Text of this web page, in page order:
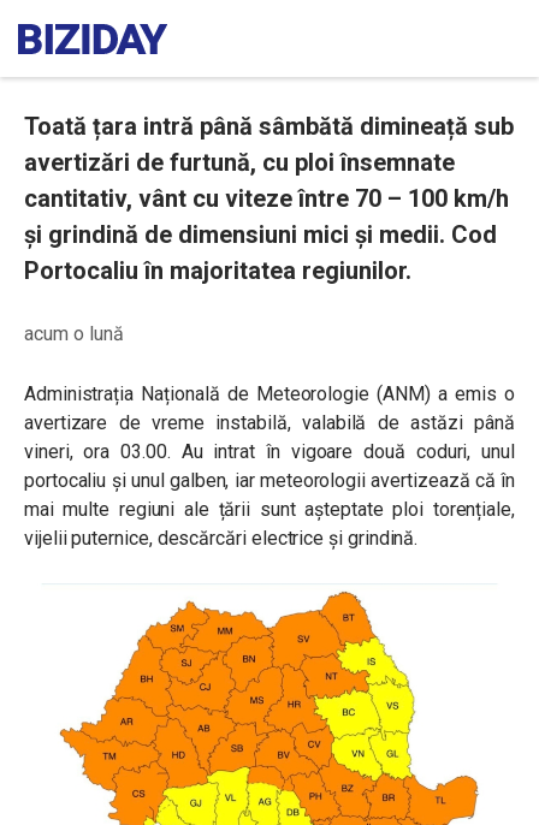
Toată țara intră până sâmbătă dimineață sub
avertizări de furtună, cu ploi însemnate
cantitativ, vânt cu viteze între 70 – 100 km/h
și grindină de dimensiuni mici și medii. Cod
Portocaliu în majoritatea regiunilor.
acum o lună
Administrația Națională de Meteorologie (ANM) a emis o
avertizare de vreme instabilă, valabilă de astăzi până
vineri, ora 03.00. Au intrat în vigoare două coduri, unul
portocaliu și unul galben, iar meteorologii avertizează că în
mai multe regiuni ale țării sunt așteptate ploi torențiale,
vijelii puternice, descărcări electrice și grindină.